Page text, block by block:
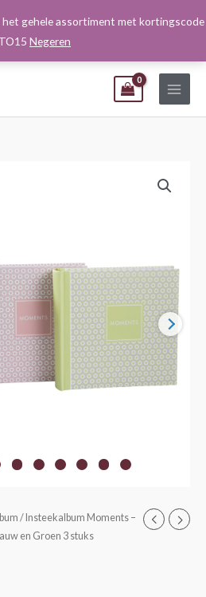
gehele assortiment met kortingscode
Negeren
/ Insteekalbum Moments –
en Groen 3 stuks